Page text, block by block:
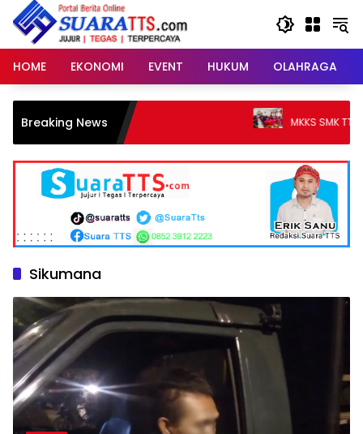
Langsung
konten
HOME
EKONOMI EVENT HUKUM OLAHRAGA
Breaking News MKKS SMK TTS Perkuat
Sikumana